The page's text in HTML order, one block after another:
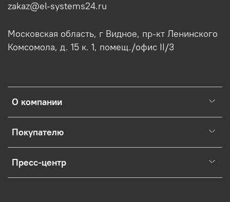
О компании
Покупателю
Пресс-центр
zakaz@el-systems24.ru
Московская область, г Видное, пр-кт Ленинского
Комсомола, д. 15 к. 1, помещ./офис II/3